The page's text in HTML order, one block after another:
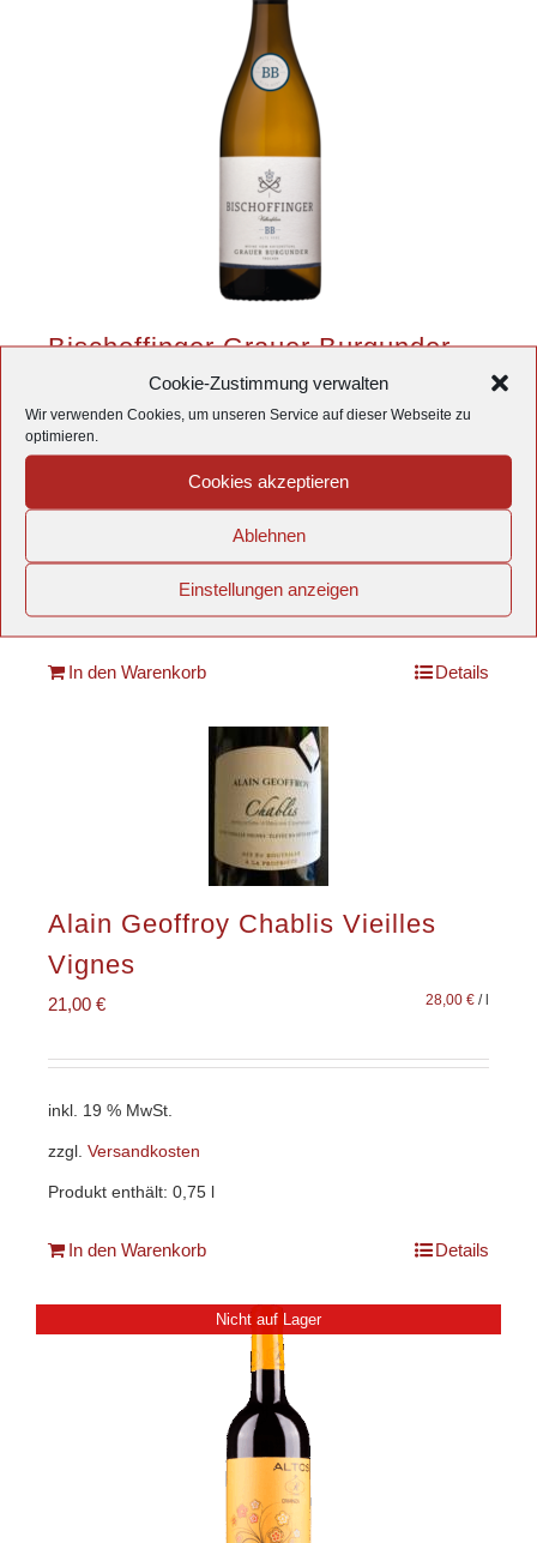
Cookie-Zustimmung verwalten
Wir verwenden Cookies, um unseren Service auf dieser Webseite zu
optimieren.
Cookies akzeptieren
Ablehnen
Einstellungen anzeigen
Bischoffinger Grauer Burgunder
trocken -BB-
8,50 11,33€
Produkt enthält: 0,75l
In den Warenkorb Details
Alain Geoffroy Chablis Vieilles
Vignes
21,00 € 28,00 € /
inkl. 19 % MwSt.
zzgl. Versandkosten
Produkt enthält: 0,75 l
In den Warenkorb Details
Nicht auf Lager